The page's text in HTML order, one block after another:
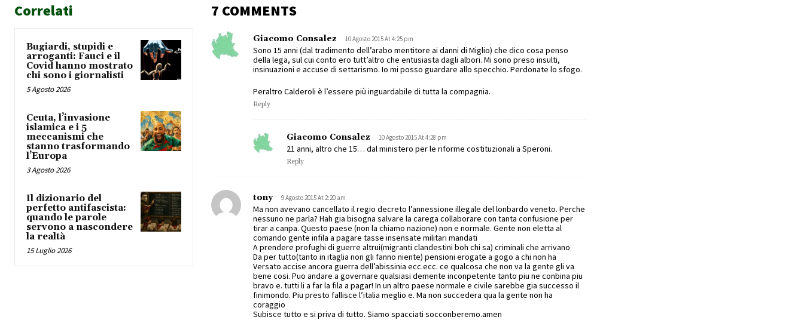
Correlati
Bugiardi, stupidi e
arroganti: Fauci e il
Covid hanno mostrato
chi sono i giornalisti
5 Agosto 2026
Ceuta, l’invasione
islamica e i 5
meccanismi che
stanno trasformando
l’Europa
3 Agosto 2026
Il dizionario del
perfetto antifascista:
quando le parole
servono a nascondere
la realtà
15 Luglio 2026
7 COMMENTS
Giacomo Consalez 10 Agosto 2015 At 4:25 pm
Sono 15 anni (dal tradimento dell’arabo mentitore ai danni di Miglio) che dico cosa penso
della lega, sul cui conto ero tutt’altro che entusiasta dagli albori. Mi sono preso insulti,
insinuazioni e accuse di settarismo. Io mi posso guardare allo specchio. Perdonate lo sfogo.
Peraltro Calderoli è l’essere più inguardabile di tutta la compagnia.
Reply
Giacomo Consalez 10 Agosto 2015 At 4:28 pm
21 anni, altro che 15… dal ministero per le riforme costituzionali a Speroni.
Reply
tony 9 Agosto 2015 At 2:20 am
Ma non avevano cancellato il regio decreto l’annessione illegale del lonbardo veneto. Perche
nessuno ne parla? Hah gia bisogna salvare la carega collaborare con tanta confusione per
tirar a canpa. Questo paese (non la chiamo nazione) non e normale. Gente non eletta al
comando gente infila a pagare tasse insensate militari mandati
A prendere profughi di guerre altrui(migranti clandestini boh chi sa) criminali che arrivano
Da per tutto(tanto in itaglia non gli fanno niente) pensioni erogate a gogo a chi non ha
Versato accise ancora guerra dell’abissinia ecc.ecc. ce qualcosa che non va la gente gli va
bene cosi. Puo andare a governare qualsiasi demente inconpetente tanto piu ne conbina piu
bravo e. tutti li a far la fila a pagar! In un altro paese normale e civile sarebbe gia successo il
finimondo. Piu presto fallisce l’italia meglio e. Ma non succedera qua la gente non ha
coraggio
Subisce tutto e si priva di tutto. Siamo spacciati socconberemo.amen